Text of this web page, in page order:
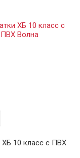
ХБ 10 класс с ПВХ